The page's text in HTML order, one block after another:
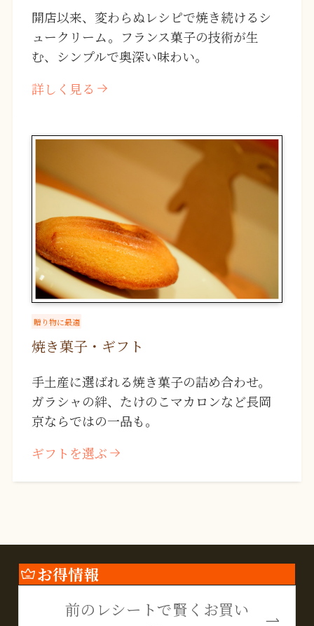
開店以来、変わらぬレシピで焼き続けるシ
ュークリーム。フランス菓子の技術が生
む、シンプルで奥深い味わい。
詳しく見る
贈り物に最適
焼き菓子・ギフト
手土産に選ばれる焼き菓子の詰め合わせ。
ガラシャの絆、たけのこマカロンなど長岡
京ならではの一品も。
ギフトを選ぶ
お得情報
前のレシートで賢くお買い